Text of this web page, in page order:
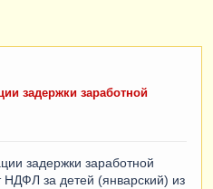
задержки заработной
задержки заработной
НДФЛ за детей (январский) из